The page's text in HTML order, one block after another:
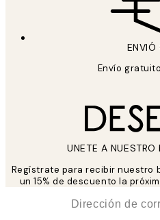
ENVIÓ
Envío
UNETE A
Regístrate para recibir nuestro
un 15% de descuento la